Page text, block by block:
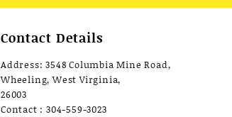
Contact Details
Address: 3548 Columbia Mine Road,
Wheeling, West Virginia,
26003
Contact : 304-559-3023